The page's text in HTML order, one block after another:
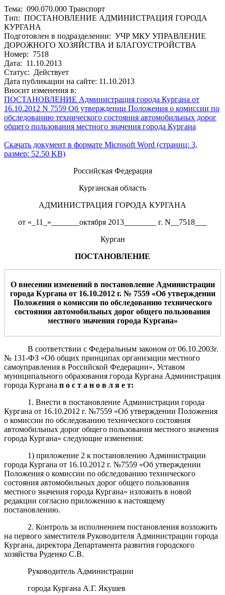
Тема: 090.070.000 Транспорт
Тип: ПОСТАНОВЛЕНИЕ АДМИНИСТРАЦИЯ ГОРОДА
КУРГАНА
Подготовлен в подразделении: УЧР МКУ УПРАВЛЕНИЕ
ДОРОЖНОГО ХОЗЯЙСТВА И БЛАГОУСТРОЙСТВА
Номер: 7518
Дата: 11.10.2013
Статус: Действует
Дата публикации на сайте: 11.10.2013
Вносит изменения в:
ПОСТАНОВЛЕНИЕ Администрация города Кургана от
16.10.2012 N 7559 Об утверждении Положения о комиссии по
обследованию технического состояния автомобильных дорог
общего пользования местного значения города Кургана
Скачать документ в формате Microsoft Word (страниц: 3,
размер: 52.50 KB)
Российская Федерация
Курганская область
АДМИНИСТРАЦИЯ ГОРОДА КУРГАНА
от «_11_»_______октября 2013________ г. N__7518___
Курган
ПОСТАНОВЛЕНИЕ
О внесении изменений в постановление Администрации
города Кургана от 16.10.2012 г. № 7559 «Об утверждении
Положения окомиссии по обследованию технического
состояния автомобильных дорог общего пользования
местного значения города Кургана»
В соответствии с Федеральным законом от 06.10.2003г.
№ 131-ФЗ «Об общих принципах организации местного
самоуправления в Российской Федерации», Уставом
муниципального образования города Кургана Администрация
города Кургана п о с т а н о в л я е т:
1. Внести в постановление Администрации города
Кургана от 16.10.2012 г. №7559 «Об утверждении Положения
о комиссии по обследованию технического состояния
автомобильных дорог общего пользования местного значения
города Кургана» следующие изменения:
1) приложение 2 к постановлению Администрации
города Кургана от 16.10.2012 г. №7559 «Об утверждении
Положения о комиссии по обследованию технического
состояния автомобильных дорог общего пользования
местного значения города Кургана» изложить в новой
редакции согласно приложению к настоящему
постановлению.
2. Контроль за исполнением постановления возложить
на первого заместителя Руководителя Администрации города
Кургана, директора Департамента развития городского
хозяйства Руденко С.В.
Руководитель Администрации
города Кургана А.Г. Якушев